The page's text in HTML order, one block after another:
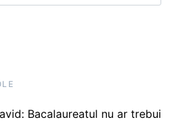
Bacalaureatul nu ar trebui